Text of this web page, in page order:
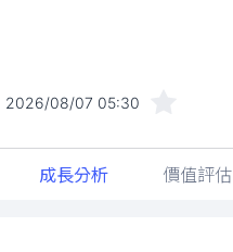
2026/08/07 05:30
成長分析 價值評估